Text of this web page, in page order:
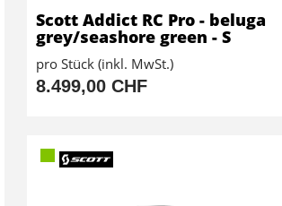
Scott Addict RC Pro - beluga
grey/seashore green - S
pro Stück (inkl. MwSt.)
8.499,00 CHF